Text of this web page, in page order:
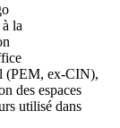
la
(PEM, ex-CIN),
des espaces
utilisé dans